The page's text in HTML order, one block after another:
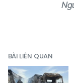
BÀI LIÊN QUAN